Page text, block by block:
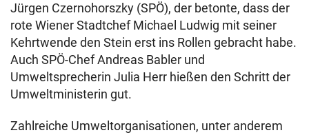
Jürgen Czernohorszky (SPÖ), der betonte, dass der
rote Wiener Stadtchef Michael Ludwig mit seiner
Kehrtwende den Stein erst ins Rollen gebracht habe.
Auch SPÖ-Chef Andreas Babler und
Umweltsprecherin Julia Herr hießen den Schritt der
Umweltministerin gut.
Zahlreiche Umweltorganisationen, unter anderem